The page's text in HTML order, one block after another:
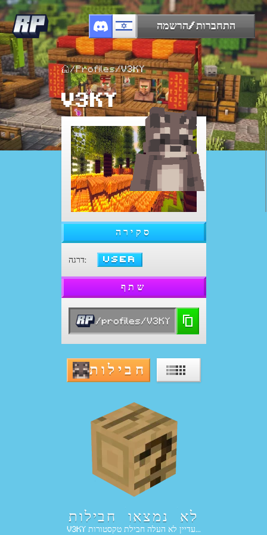
התחברות/הרשמה
/Profiles/V3KY
V3KY
סקירה
דרגה: User
שתף
/profiles/V3KY
חבילות
לא נמצאו חבילות